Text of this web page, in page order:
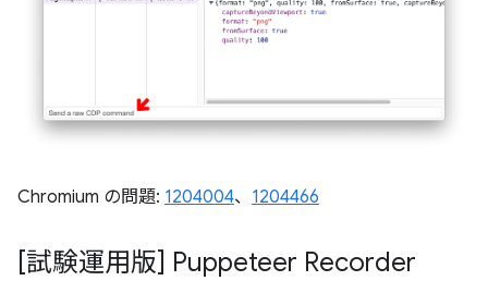
Chromium の問題: 1204004、 1204466
[試験運用版] Puppeteer Recorder